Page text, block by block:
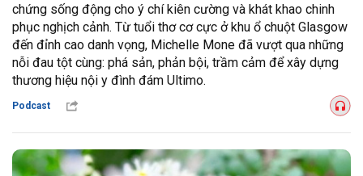
chứng sống động cho ý chí kiên cường và khát khao chinh
phục nghịch cảnh. Từ tuổi thơ cơ cực ở khu ổ chuột Glasgow
đến đỉnh cao danh vọng, Michelle Mone đã vượt qua những
nỗi đau tột cùng: phá sản, phản bội, trầm cảm để xây dựng
thương hiệu nội y đình đám Ultimo.
Podcast